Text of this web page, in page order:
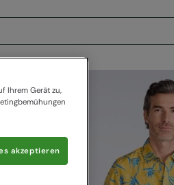
Ihrem Gerät zu,
akzeptieren